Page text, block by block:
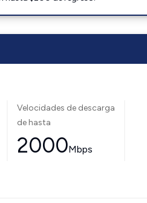
Velocidades de descarga
de hasta
2000Mbps